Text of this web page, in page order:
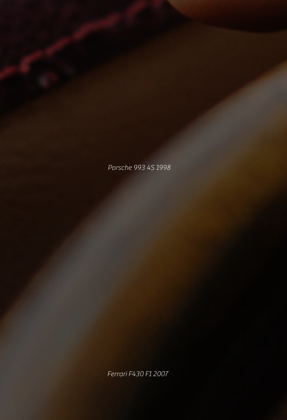
Porsche 993 4S 1998
Ferrari F430 F1 2007